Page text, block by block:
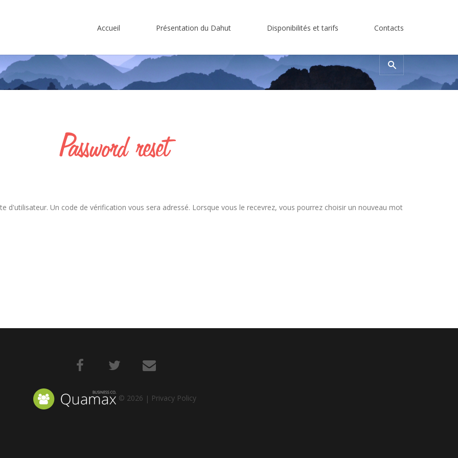
Accueil
Se souvenir de
Mot de passe oublié?
Présentation du Dahut
Le gîte
Disponibilités et tarifs Contacts
Rechercher
Password reset
d'utilisateur. Un code de vérification vous sera adressé. Lorsque vous le recevrez, vous pourrez choisir un nouveau mot
© 2026 Privacy Policy